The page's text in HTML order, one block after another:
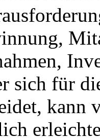
sich für
kann